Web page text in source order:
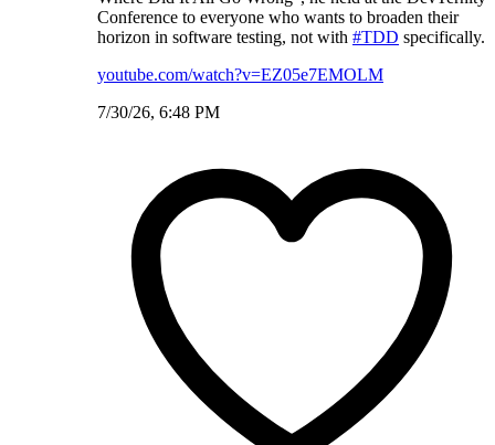
Conference to everyone who wants to broaden their
horizon in software testing, not with #TDD specifically.
youtube.com/watch?v=EZ05e7EMOLM
7/30/26, 6:48 PM